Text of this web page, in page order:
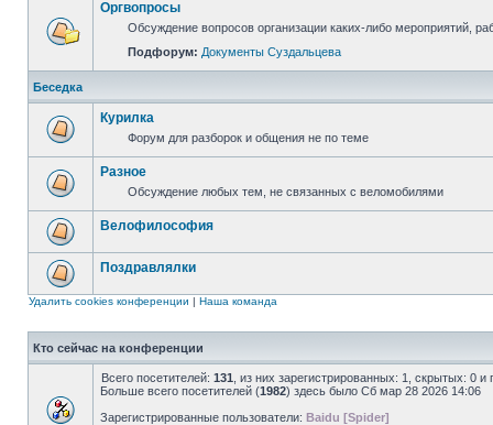
Оргвопросы
Обсуждение вопросов организации каких-либо мероприятий,
Подфорум: Документы Суздальцева
Беседка
Курилка
Форум для разборок и общения не по теме
Разное
Обсуждение любых тем, не связанных с веломобилями
Велофилософия
Поздравлялки
Удалить cookies конференции | Наша команда
Кто сейчас на конференции
Всего посетителей: 131 , из них зарегистрированных: 1, скрытых: 0
Больше всего посетителей (1982) здесь было Сб мар 28 2026 14:06
Зарегистрированные пользователи: Baidu [Spider]